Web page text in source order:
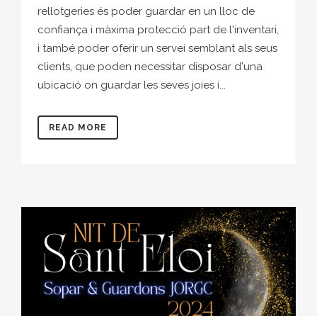
rellotgeries és poder guardar en un lloc de
confiança i màxima protecció part de l'inventari,
i també poder oferir un servei semblant als seus
clients, que poden necessitar disposar d'una
ubicació on guardar les seves joies i...
READ MORE